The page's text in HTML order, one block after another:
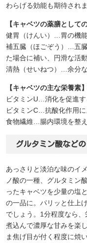
わらげる効能も期待されま
【キャベツの薬膳として
健胃（けんい）…胃の機
補五臓（ほごぞう）…五
た場合に補い、円滑な活
清熱（せいねつ）…余分
【キャベツの主な栄養素】
ビタミンU…消化を促進
ビタミンC…抗酸化作用
食物繊維…腸内環境を整
グルタミン酸などの
あっさりと淡泊な味のイ
ノ酸の一種、グルタミン
ったキャベツを少量の塩
の一品に。パリッと仕上
でしょう。1分程度なら、
煮込んで濃厚な甘みを楽
ま焦げ目が付く程度に焼